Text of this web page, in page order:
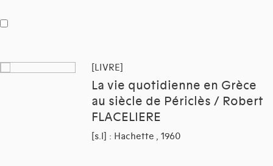
[LIVRE]
La vie quotidienne en Grèce
au siècle de Périclès / Robert
FLACELIERE
[s.l] : Hachette , 1960